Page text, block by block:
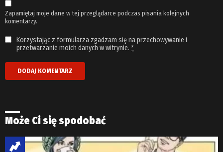
Zapamiętaj moje dane w tej przeglądarce podczas pisania kolejnych
komentarzy.
Korzystając z formularza zgadzam się na przechowywanie i
przetwarzanie moich danych w witrynie. *
Może Ci się spodobać